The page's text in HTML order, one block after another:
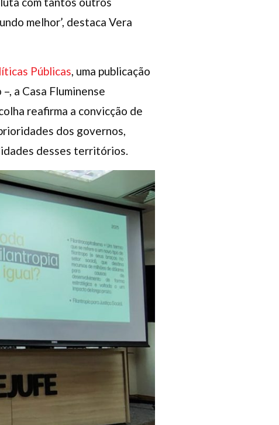
melhor’, destaca Vera
Públicas , uma publicação
a Casa Fluminense
reafirma a convicção de
dos governos,
desses territórios.